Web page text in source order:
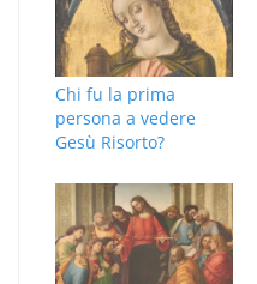
Chi fu la prima
persona a vedere
Gesù Risorto?